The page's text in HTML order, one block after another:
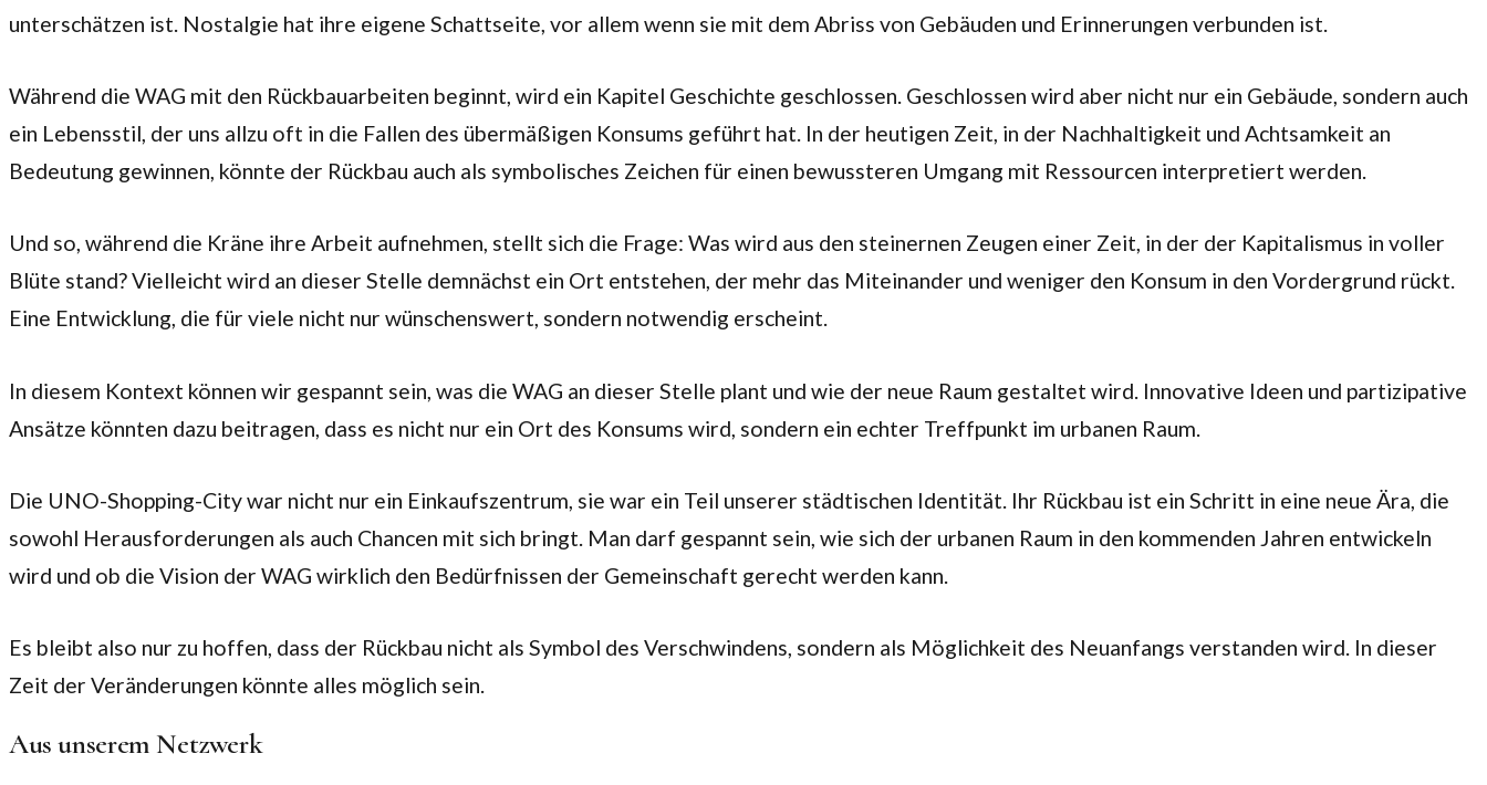
unterschätzen ist. Nostalgie hat ihre eigene Schattseite, vor allem wenn sie mit dem Abriss von Gebäuden und Erinnerungen verbunden ist.
Während die WAG mit den Rückbauarbeiten beginnt, wird ein Kapitel Geschichte geschlossen. Geschlossen wird aber nicht nur ein Gebäude, sondern auch
ein Lebensstil, der uns allzu oft in die Fallen des übermäßigen Konsums geführt hat. In der heutigen Zeit, in der Nachhaltigkeit und Achtsamkeit an
Bedeutung gewinnen, könnte der Rückbau auch als symbolisches Zeichen für einen bewussteren Umgang mit Ressourcen interpretiert werden.
Und so, während die Kräne ihre Arbeit aufnehmen, stellt sich die Frage: Was wird aus den steinernen Zeugen einer Zeit, in der der Kapitalismus in voller
Blüte stand? Vielleicht wird an dieser Stelle demnächst ein Ort entstehen, der mehr das Miteinander und weniger den Konsum in den Vordergrund rückt.
Eine Entwicklung, die für viele nicht nur wünschenswert, sondern notwendig erscheint.
In diesem Kontext können wir gespannt sein, was die WAG an dieser Stelle plant und wie der neue Raum gestaltet wird. Innovative Ideen und partizipative
Ansätze könnten dazu beitragen, dass es nicht nur ein Ort des Konsums wird, sondern ein echter Treffpunkt im urbanen Raum.
Die UNO-Shopping-City war nicht nur ein Einkaufszentrum, sie war ein Teil unserer städtischen Identität. Ihr Rückbau ist ein Schritt in eine neue Ära, die
sowohl Herausforderungen als auch Chancen mit sich bringt. Man darf gespannt sein, wie sich der urbanen Raum in den kommenden Jahren entwickeln
wird und ob die Vision der WAG wirklich den Bedürfnissen der Gemeinschaft gerecht werden kann.
Es bleibt also nur zu hoffen, dass der Rückbau nicht als Symbol des Verschwindens, sondern als Möglichkeit des Neuanfangs verstanden wird. In dieser
Zeit der Veränderungen könnte alles möglich sein.
Aus unserem Netzwerk